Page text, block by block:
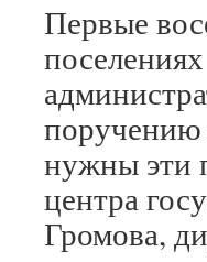
Первые
поручению
нужны эти
центра
Громова,